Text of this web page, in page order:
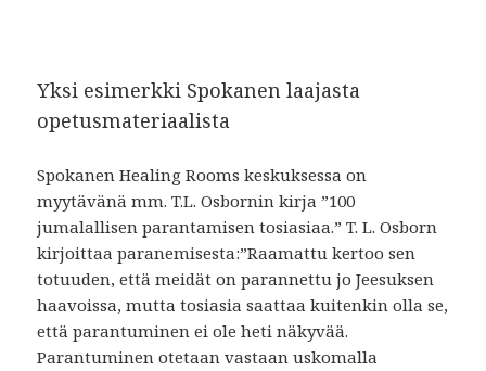
Yksi esimerkki Spokanen laajasta
opetusmateriaalista
Spokanen Healing Rooms keskuksessa on
myytävänä mm. T.L. Osbornin kirja ”100
jumalallisen parantamisen tosiasiaa.” T. L. Osborn
kirjoittaa paranemisesta:”Raamattu kertoo sen
totuuden, että meidät on parannettu jo Jeesuksen
haavoissa, mutta tosiasia saattaa kuitenkin olla se,
että parantuminen ei ole heti näkyvää.
Parantuminen otetaan vastaan uskomalla